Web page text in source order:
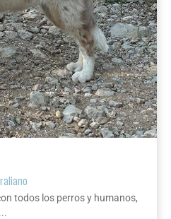
todos los perros y humanos,